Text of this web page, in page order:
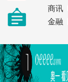
商讯
金融